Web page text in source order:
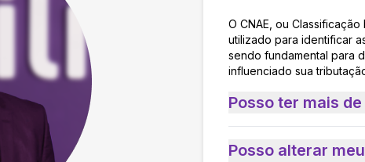
O CNAE, ou
utilizado para identificar
sendo fundamental para
influenciado sua
Posso ter mais
Posso alterar